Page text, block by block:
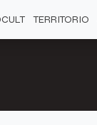
TERRITORIO